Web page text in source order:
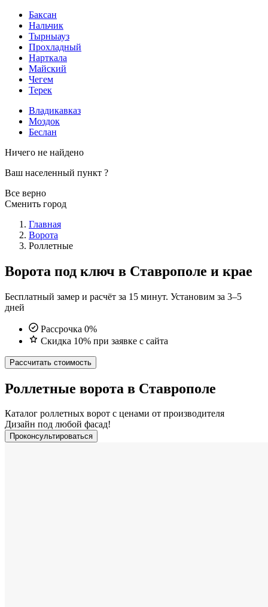
Баксан
Нальчик
Тырныауз
Прохладный
Нарткала
Майский
Чегем
Терек
Владикавказ
Моздок
Беслан
Ничего не найдено
Ваш населенный пункт ?
Все верно
Сменить город
Главная
Ворота
Роллетные
Ворота под ключ в Ставрополе и крае
Бесплатный замер и расчёт за 15 минут. Установим за 3–5
дней
Рассрочка 0%
Скидка 10% при заявке с сайта
Рассчитать стоимость
Роллетные ворота в Ставрополе
Каталог роллетных ворот с ценами от производителя
Дизайн под любой фасад!
Проконсультироваться